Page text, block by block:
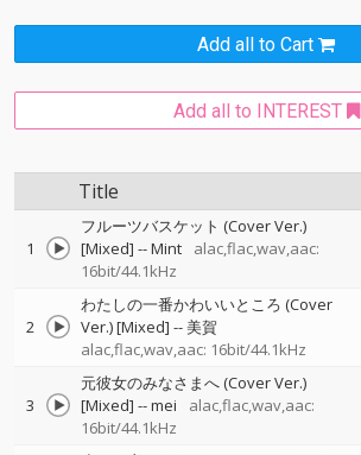
Add all to Cart
Add all to INTEREST
Title
1
フルーツバスケット (Cover Ver.)
[Mixed] --Mint
alac,flac,wav,aac:
16bit/44.1kHz
2
わたしの一番かわいいところ (Cover
Ver.) [Mixed] --美賀
alac,flac,wav,aac: 16bit/44.1kHz
3
元彼女のみなさまへ (Cover Ver.)
[Mixed] --mei
alac,flac,wav,aac:
16bit/44.1kHz